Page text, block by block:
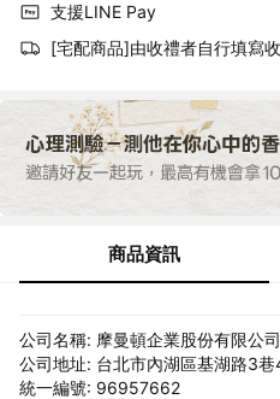
支援LINE Pay
[宅配商品]由收禮者自行填寫
商品資訊
公司名稱: 摩曼頓企業股份有限公司
公司地址: 台北市內湖區基湖路3
統一編號: 96957662